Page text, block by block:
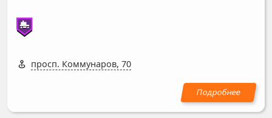
просп. Коммунаров, 70